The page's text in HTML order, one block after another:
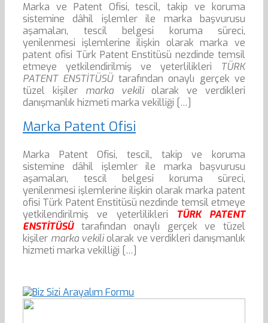
Marka ve Patent Ofisi, tescil, takip ve koruma
sistemine dâhil işlemler ile marka başvurusu
aşamaları, tescil belgesi koruma süreci,
yenilenmesi işlemlerine ilişkin olarak marka ve
patent ofisi Türk Patent Enstitüsü nezdinde temsil
etmeye yetkilendirilmiş ve yeterlilikleri TÜRK
PATENT ENSTİTÜSÜtarafından onaylı gerçek ve
tüzel kişiler marka vekiliolarak ve verdikleri
danışmanlık hizmeti marka vekilliği […]
Marka Patent Ofisi
Marka Patent Ofisi, tescil, takip ve koruma
sistemine dâhil işlemler ile marka başvurusu
aşamaları, tescil belgesi koruma süreci,
yenilenmesi işlemlerine ilişkin olarak marka patent
ofisi Türk Patent Enstitüsü nezdinde temsil etmeye
yetkilendirilmiş ve yeterlilikleri
TÜRK PATENT
ENSTİTÜSÜtarafından onaylı gerçek ve tüzel
kişiler marka vekiliolarak ve verdikleri danışmanlık
hizmeti marka vekilliği […]